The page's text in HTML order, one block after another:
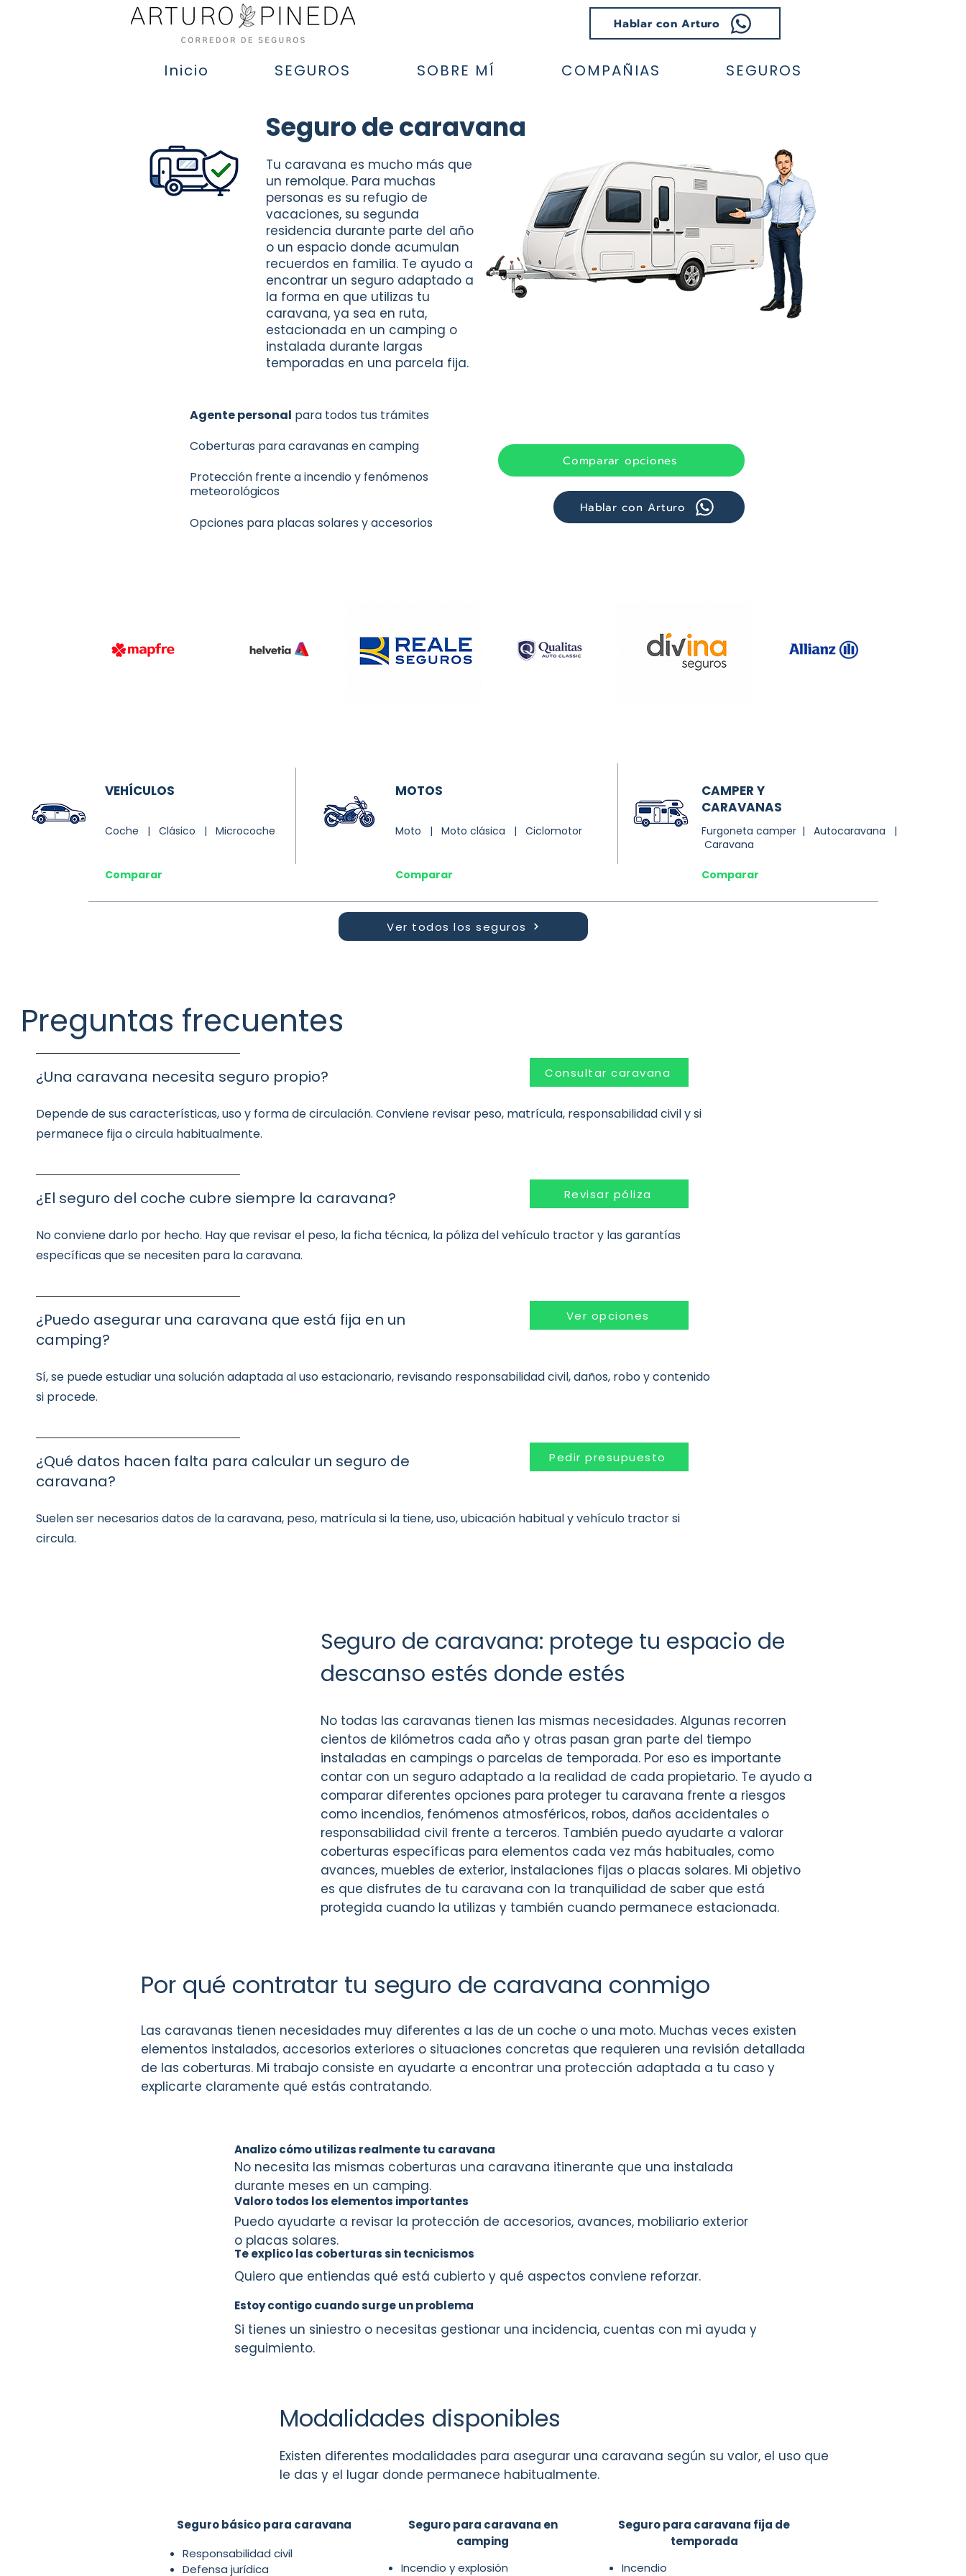
Hablar con Arturo
Inicio SEGUROS SOBRE MÍ COMPAÑIAS SEGUROS
Tu caravana es mucho más que
un remolque. Para muchas
personas es su refugio de
vacaciones, su segunda
residencia durante parte del año
o un espacio donde acumulan
recuerdos en familia. Te ayudo a
encontrar un seguro adaptado a
la forma en que utilizas tu
caravana, ya sea en ruta,
estacionada en un camping o
instalada durante largas
temporadas en una parcela fija.
Seguro de caravana
Comparar opciones
Hablar con Arturo
Agente personal para todos tus trámites
Coberturas para caravanas en camping
Protección frente a incendio y fenómenos
meteorológicos
Opciones para placas solares y accesorios
VEHÍCULOS
Coche | Clásico | Microcoche
Comparar
MOTOS
Moto | Moto clásica | Ciclomotor
Comparar
CAMPER Y
CARAVANAS
Furgoneta camper | Autocaravana |
Caravana
Comparar
Ver todos los seguros
Preguntas frecuentes
¿Una caravana necesita seguro propio? Consultar caravana
Depende de sus características, uso y forma de circulación. Conviene revisar peso, matrícula, responsabilidad civil y si
permanece fija o circula habitualmente.
¿El seguro del coche cubre siempre la caravana? Revisar póliza
No conviene darlo por hecho. Hay que revisar el peso, la ficha técnica, la póliza del vehículo tractor y las garantías
específicas que se necesiten para la caravana.
¿Puedo asegurar una caravana que está fija en un
camping?
Ver opciones
Sí, se puede estudiar una solución adaptada al uso estacionario, revisando responsabilidad civil, daños, robo y contenido
si procede.
¿Qué datos hacen falta para calcular un seguro de
caravana?
Pedir presupuesto
Suelen ser necesarios datos de la caravana, peso, matrícula si la tiene, uso, ubicación habitual y vehículo tractor si
circula.
Seguro de caravana: protege tu espacio de
descanso estés donde estés
No todas las caravanas tienen las mismas necesidades. Algunas recorren
cientos de kilómetros cada año y otras pasan gran parte del tiempo
instaladas en campings o parcelas de temporada. Por eso es importante
contar con un seguro adaptado a la realidad de cada propietario. Te ayudo a
comparar diferentes opciones para proteger tu caravana frente a riesgos
como incendios, fenómenos atmosféricos, robos, daños accidentales o
responsabilidad civil frente a terceros. También puedo ayudarte a valorar
coberturas específicas para elementos cada vez más habituales, como
avances, muebles de exterior, instalaciones fijas o placas solares. Mi objetivo
es que disfrutes de tu caravana con la tranquilidad de saber que está
protegida cuando la utilizas y también cuando permanece estacionada.
Por qué contratar tu seguro de caravana conmigo
Las caravanas tienen necesidades muy diferentes a las de un coche o una moto. Muchas veces existen
elementos instalados, accesorios exteriores o situaciones concretas que requieren una revisión detallada
de las coberturas. Mi trabajo consiste en ayudarte a encontrar una protección adaptada a tu caso y
explicarte claramente qué estás contratando.
No necesita las mismas coberturas una caravana itinerante que una instalada
durante meses en un camping.
Puedo ayudarte a revisar la protección de accesorios, avances, mobiliario exterior
o placas solares.
Quiero que entiendas qué está cubierto y qué aspectos conviene reforzar.
Si tienes un siniestro o necesitas gestionar una incidencia, cuentas con mi ayuda y
seguimiento.
Analizo cómo utilizas realmente tu caravana
Valoro todos los elementos importantes
Te explico las coberturas sin tecnicismos
Estoy contigo cuando surge un problema
Modalidades disponibles
Existen diferentes modalidades para asegurar una caravana según su valor, el uso que
le das y el lugar donde permanece habitualmente.
Seguro básico para caravana
Responsabilidad civil
Defensa jurídica
Seguro para caravana en
camping
Incendio y explosión
Seguro para caravana fija de
temporada
Incendio